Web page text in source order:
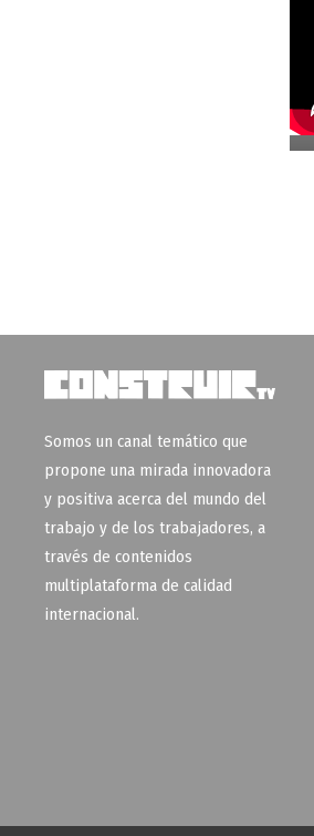
Somos un canal temático que
propone una mirada innovadora
y positiva acerca del mundo del
trabajo y de los trabajadores, a
través de contenidos
multiplataforma de calidad
internacional.